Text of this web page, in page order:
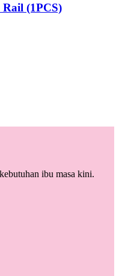
(1PCS)
ibu masa kini.